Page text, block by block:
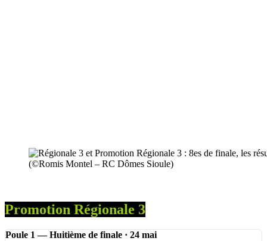
(©Romis Montel – RC Dômes Sioule)
Promotion Régionale 3
Poule 1 — Huitième de finale · 24 mai